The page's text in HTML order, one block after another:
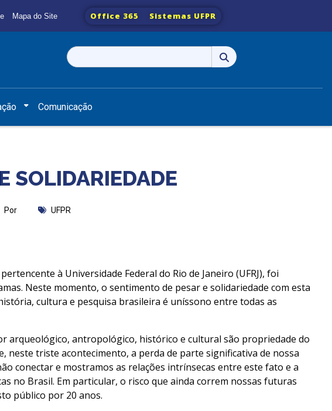
Mapa do Site Office 365 Sistemas UFPR
Pesquisar
por:
Comunicação
SOLIDARIEDADE
Por UFPR
à Universidade Federal do Rio de Janeiro (UFRJ), foi
Neste momento, o sentimento de pesar e solidariedade com esta
cultura e pesquisa brasileira é uníssono entre todas as
arqueológico, antropológico, histórico e cultural são propriedade do
neste triste acontecimento, a perda de parte significativa de nossa
conectar e mostramos as relações intrínsecas entre este fato e a
no Brasil. Em particular, o risco que ainda correm nossas futuras
público por 20 anos.